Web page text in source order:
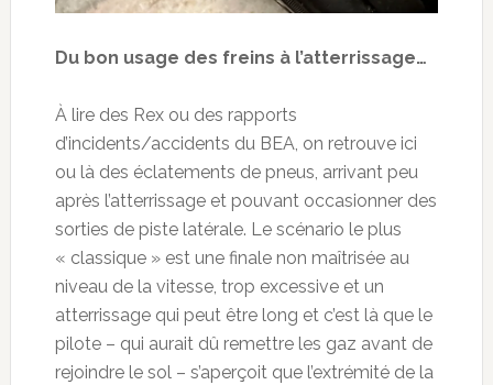
Du bon usage des freins à l’atterrissage…
À lire des Rex ou des rapports
d’incidents/accidents du BEA, on retrouve ici
ou là des éclatements de pneus, arrivant peu
après l’atterrissage et pouvant occasionner des
sorties de piste latérale. Le scénario le plus
« classique » est une finale non maîtrisée au
niveau de la vitesse, trop excessive et un
atterrissage qui peut être long et c’est là que le
pilote – qui aurait dû remettre les gaz avant de
rejoindre le sol – s’aperçoit que l’extrémité de la